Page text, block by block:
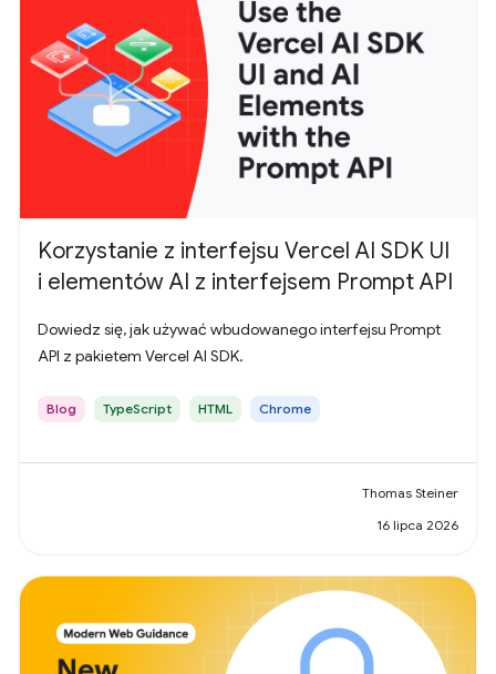
Korzystanie z interfejsu Vercel AI SDK UI
i elementów AI z interfejsem Prompt API
Dowiedz się, jak używać wbudowanego interfejsu Prompt
API z pakietem Vercel AI SDK.
Blog TypeScript HTML Chrome
Thomas Steiner
16 lipca 2026